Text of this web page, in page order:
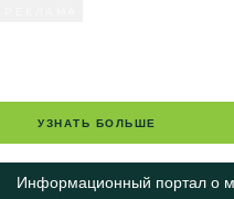
УЗНАТЬ БОЛЬШЕ
Информационный портал о